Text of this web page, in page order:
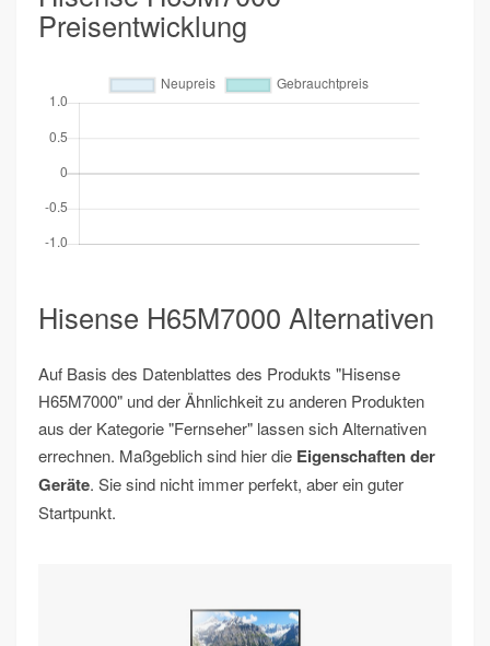
Preisentwicklung
Hisense H65M7000 Alternativen
Auf Basis des Datenblattes des Produkts "Hisense
H65M7000" und der Ähnlichkeit zu anderen Produkten
aus der Kategorie "Fernseher" lassen sich Alternativen
errechnen. Maßgeblich sind hier die Eigenschaften der
Geräte. Sie sind nicht immer perfekt, aber ein guter
Startpunkt.